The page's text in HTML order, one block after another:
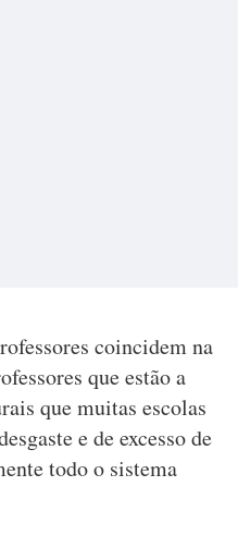
coincidem na
que estão a
que muitas escolas
e de excesso de
todo o sistema